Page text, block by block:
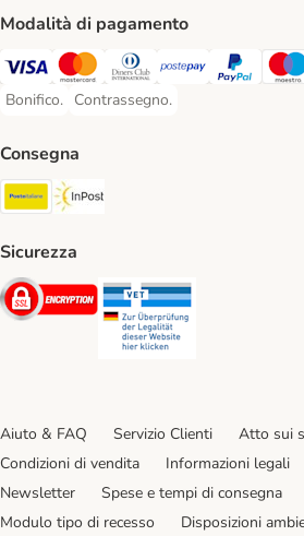
Modalità di pagamento
Visa. Payment Method
Mastercard. Payment Method
Diners Club. Payment
Postepay. Payment
PayPal.
Bonifico.
Bonifico. Payment Method
Contrassegno.
Contrassegno. Payment Method
Consegna
Poste Italiane. Shipping Method
Sicurezza
Security
Aiuto & FAQ Servizio Clienti
Atto sui
Condizioni di vendita
Informazioni legali
Newsletter
Spese e tempi di consegna
Modulo tipo di recesso
Disposizioni